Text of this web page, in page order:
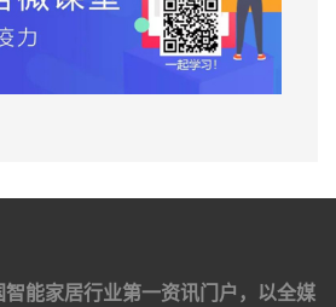
能家居行业第一资讯门户，以全媒